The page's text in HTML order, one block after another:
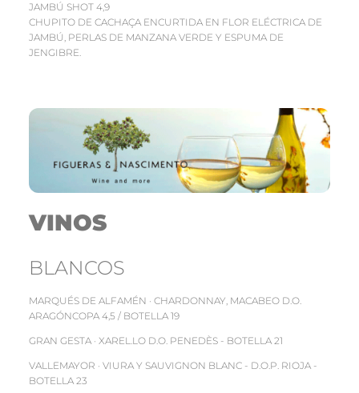
JAMBÚ SHOT 4,9
CHUPITO DE CACHAÇA ENCURTIDA EN FLOR ELÉCTRICA DE
JAMBÚ, PERLAS DE MANZANA VERDE Y ESPUMA DE
JENGIBRE.
VINOS
BLANCOS
MARQUÉS DE ALFAMÉN · CHARDONNAY, MACABEO D.O.
ARAGÓNCOPA 4,5 / BOTELLA 19
GRAN GESTA · XAREL.LO D.O. PENEDÈS - BOTELLA 21
VALLEMAYOR · VIURA Y SAUVIGNON BLANC - D.O.P. RIOJA -
BOTELLA 23